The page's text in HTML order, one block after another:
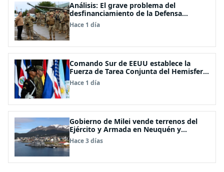
Análisis: El grave problema del
desfinanciamiento de la Defensa
Nacional
Hace 1 día
Comando Sur de EEUU establece la
Fuerza de Tarea Conjunta del Hemisferio
Occidental: Incluye a Chile
Hace 1 día
Gobierno de Milei vende terrenos del
Ejército y Armada en Neuquén y
Ushuaia
Hace 3 días